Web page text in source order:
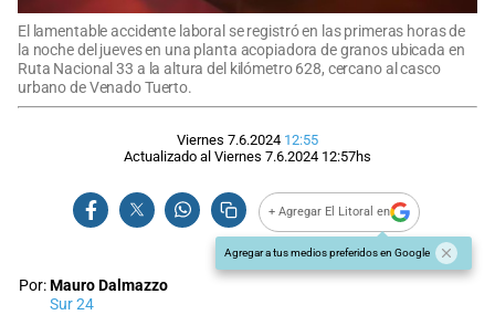
El lamentable accidente laboral se registró en las primeras horas de
la noche del jueves en una planta acopiadora de granos ubicada en
Ruta Nacional 33 a la altura del kilómetro 628, cercano al casco
urbano de Venado Tuerto.
Viernes 7.6.2024 12:55
Actualizado al Viernes 7.6.2024 12:57hs
+ Agregar El Litoral en
Agregar a tus medios preferidos en Google
Por:Mauro Dalmazzo
Sur 24